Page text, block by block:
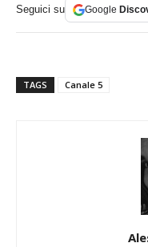
Seguici su Google
TAGS Canale 5